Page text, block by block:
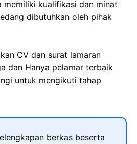
memiliki kualifikasi dan minat
dibutuhkan oleh pihak
CV dan surat lamaran
dan Hanya pelamar terbaik
untuk mengikuti tahap
berkas beserta